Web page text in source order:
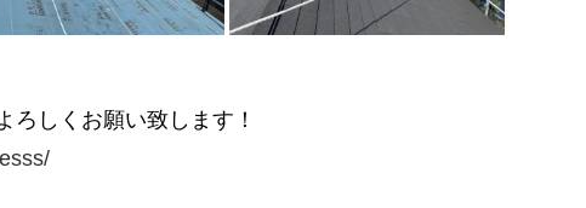
ろしくお願い致します！